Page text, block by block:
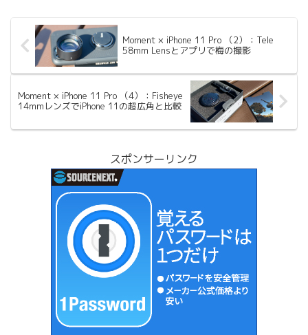
Moment × iPhone 11 Pro （2）：Tele
58mm Lensとアプリで梅の撮影
Moment × iPhone 11 Pro （4）：Fisheye
14mmレンズでiPhone 11の超広角と比較
スポンサーリンク